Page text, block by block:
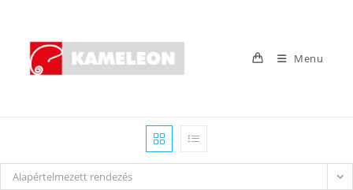
content
Menu
Alapértelmezett rendezés